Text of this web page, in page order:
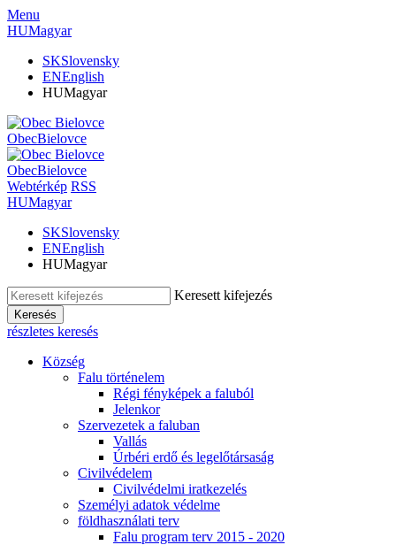
Menu
HUMagyar
SKSlovensky
ENEnglish
HUMagyar
ObecBielovce
ObecBielovce
Webtérkép RSS
HUMagyar
SKSlovensky
ENEnglish
HUMagyar
Keresett kifejezés
Keresés
részletes keresés
Község
Falu történelem
Régi fényképek a faluból
Jelenkor
Szervezetek a faluban
Vallás
Úrbéri erdő és legelőtársaság
Civilvédelem
Civilvédelmi iratkezelés
Személyi adatok védelme
földhasználati terv
Falu program terv 2015 - 2020